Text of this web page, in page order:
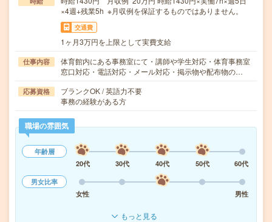
×4週+残業5h ※月収例を保証するものではありません。
交通費
1ヶ月3万円を上限として実費支給
仕事内容
体育館内にある事務室にて・講師や学生対応・体育事務室
窓口対応・電話対応・メール対応・掲示物や配布物の…
応募資格
ブランクOK / 英語力不要
事務の経験がある方
職場の雰囲気
年齢層
20代
30代 40代 50代
60代
男女比率
女性
男性
もっと見る